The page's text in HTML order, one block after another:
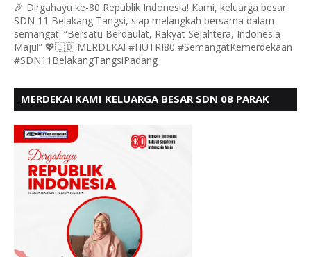
🎉 Dirgahayu ke-80 Republik Indonesia! Kami, keluarga besar
SDN 11 Belakang Tangsi, siap melangkah bersama dalam
semangat: “Bersatu Berdaulat, Rakyat Sejahtera, Indonesia
Maju!” 💖🇮🇩 MERDEKA! #HUTRI80 #SemangatKemerdekaan
#SDN11BelakangTangsiPadang
MERDEKA! KAMI KELUARGA BESAR SDN 08 PARAK
- 80,